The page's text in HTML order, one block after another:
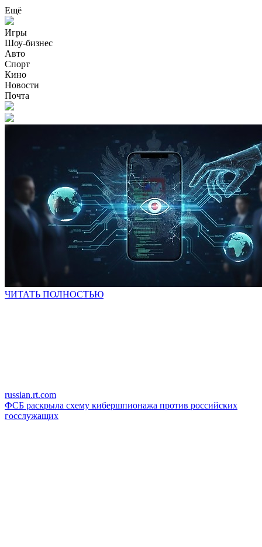
Ещё
Игры
Шоу-бизнес
Авто
Спорт
Кино
Новости
Почта
ЧИТАТЬ ПОЛНОСТЬЮ
russian.rt.com
ФСБ раскрыла схему кибершпионажа против российских
госслужащих